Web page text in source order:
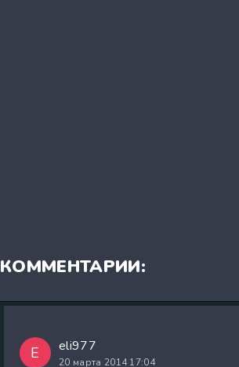
КОММЕНТАРИИ:
E eli977
20 марта 2014 17:04